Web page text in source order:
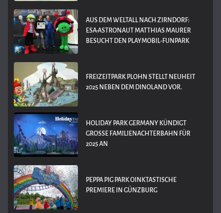
AUS DEM WELTALL NACH ZIRNDORF:
ESA-ASTRONAUT MATTHIAS MAURER
BESUCHT DEN PLAYMOBIL-FUNPARK
FREIZEITPARK PLOHN STELLT NEUHEIT
2025 NEBEN DEM DINOLAND VOR.
HOLIDAY PARK GERMANY KÜNDIGT
GROSSE FAMILIENACHTERBAHN FÜR 2
025 AN
PEPPA PIG PARK OINKTASTISCHE
PREMIERE IN GÜNZBURG